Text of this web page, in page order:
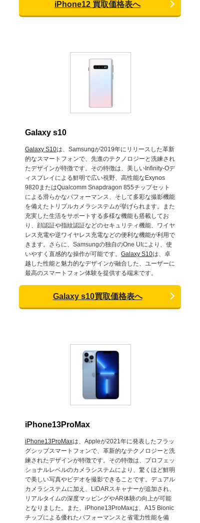
iPhone12 買取価格表へ
Galaxy s10
Galaxy S10は、Samsungが2019年にリリースした革新
的なスマートフォンで、先進のテクノロジーと洗練され
たデザインが特徴です。その特徴は、美しいInfinity-Oデ
ィスプレイによる鮮明で広い視野、高性能なExynos
9820またはQualcomm Snapdragon 855チップセット
による滑らかなパフォーマンス、そして多彩な撮影機能
を備えたトリプルカメラシステムが挙げられます。また
充実した生活をサポートする多様な機能も搭載してお
り、顔認証や指紋認証などのセキュリティ機能、ワイヤ
レス充電や逆ワイヤレス充電などの便利な機能が利用で
きます。さらに、Samsungの独自のOne UIにより、使
いやすく直感的な操作が可能です。 Galaxy S10は、卓
越した性能と魅力的なデザインが融合した、ユーザーに
最高のスマートフォン体験を提供する端末です。
Galaxy s10買取価格表へ
iPhone13ProMax
iPhone13ProMaxは、Appleが2021年に発表したフラッ
グシップスマートフォンで、革新的なテクノロジーと洗
練されたデザインが特徴です。その特徴は、プロフェッ
ショナルレベルのカメラシステムにより、驚くほど鮮明
で美しい写真やビデオを撮影できることです。デュアル
カメラシステムに加え、LiDARスキャナーが追加され、
リアルタイムの深度マッピングやAR体験の向上が可能
となりました。また、iPhone13ProMaxは、A15 Bionic
チップによる優れたパフォーマンスと省電力性能を備